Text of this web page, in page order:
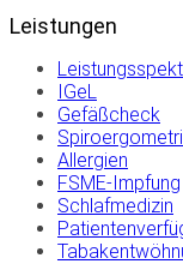
Leistungen
IGeL
Gefäßcheck
Allergien
FSME-Impfung
Schlafmedizin